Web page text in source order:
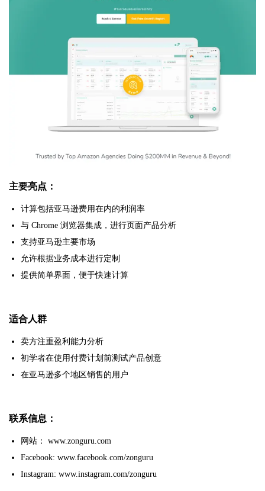
主要亮点：
计算包括亚马逊费用在内的利润率
与 Chrome 浏览器集成，进行页面产品分析
支持亚马逊主要市场
允许根据业务成本进行定制
提供简单界面，便于快速计算
适合人群
卖方注重盈利能力分析
初学者在使用付费计划前测试产品创意
在亚马逊多个地区销售的用户
联系信息：
网站： www.zonguru.com
Facebook: www.facebook.com/zonguru
Instagram: www.instagram.com/zonguru